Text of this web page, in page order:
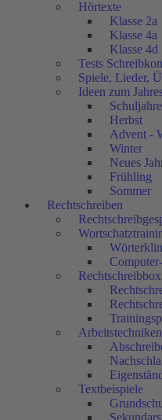
Hörtexte
Klasse 2a
Klasse 4a
Klasse 4d
Tests
Spiele, Lieder,
Ideen zum
Herbst
Advent -
Winter
Neues
Frühling
Sommer
Rechtschreiben
Rechtschreibbox
Textbeispiele